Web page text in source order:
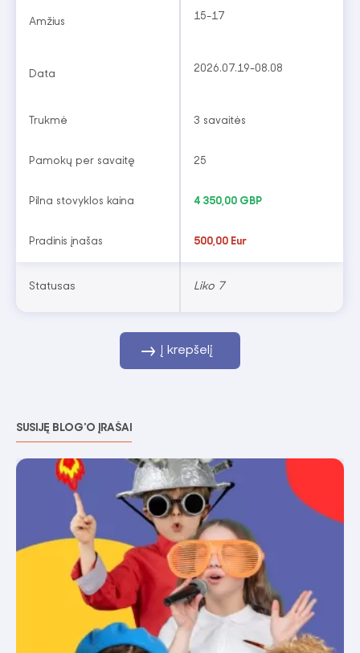
Amžius
15-17
Data
2026.07.19-08.08
Trukmė 3 savaitės
Pamokų per savaitę 25
Pilna stovyklos kaina 4 350,00 GBP
Pradinis įnašas 500,00 Eur
Statusas Liko 7
Į krepšelį
SUSIJĘ BLOG'O ĮRAŠAI